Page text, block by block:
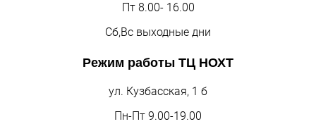
Пт 8.00- 16.00
Сб,Вс выходные дни
Режим работы ТЦ НОХТ
ул. Кузбасская, 1 б
Пн-Пт 9.00-19.00